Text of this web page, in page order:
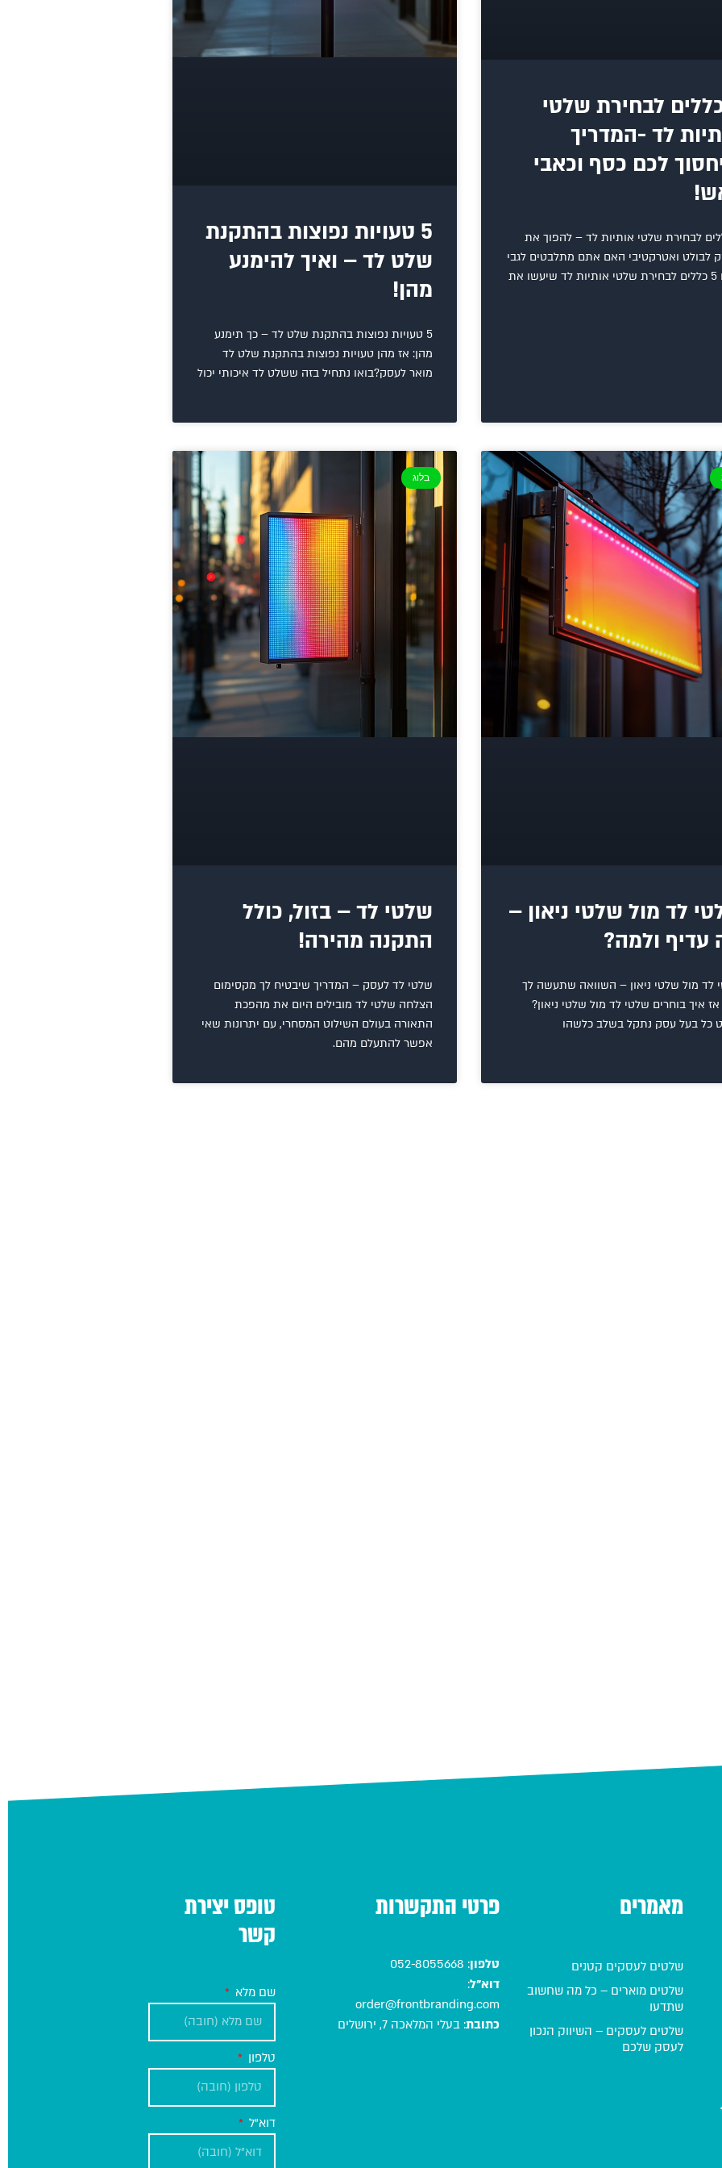
כללים לבחירת שלטי
לד -המדריך
לכם כסף וכאבי
לבחירת שלטי אותיות לד – להפוך את
לבולט ואטרקטיבי האם אתם מתלבטים לגבי
את
5 טעויות נפוצות בהתקנת
שלט לד – ואיך להימנע
מהן!
5 טעויות נפוצות בהתקנת שלט לד – כך תימנע
מהן: אז מהן טעויות נפוצות בהתקנת שלט לד
מואר לעסק?בואו נתחיל בזה ששלט לד איכותי יכול
לד מול שלטי ניאון –
עדיף ולמה?
לד מול שלטי ניאון – השוואה שתעשה לך
איך בוחרים שלטי לד מול שלטי ניאון?
כל בעל עסק נתקל בשלב כלשהו
בלוג
שלטי לד – בזול, כולל
התקנה מהירה!
שלטי לד לעסק – המדריך שיבטיח לך מקסימום
הצלחה שלטי לד מובילים היום את מהפכת
התאורה בעולם השילוט המסחרי, עם יתרונות שאי
אפשר להתעלם מהם.
מאמרים
שלטים לעסקים קטנים
שלטים מוארים – כל מה שחשוב
שתדעו
שלטים לעסקים – השיווק הנכון
לעסק שלכם
פרטי התקשרות
טלפון:
052-8055668
דוא"ל:
order@frontbranding.com
כתובת: בעלי המלאכה 7, ירושלים
טופס יצירת
קשר
שם מלא
טלפון
דוא"ל